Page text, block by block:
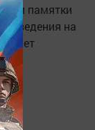
памятки
на
нет